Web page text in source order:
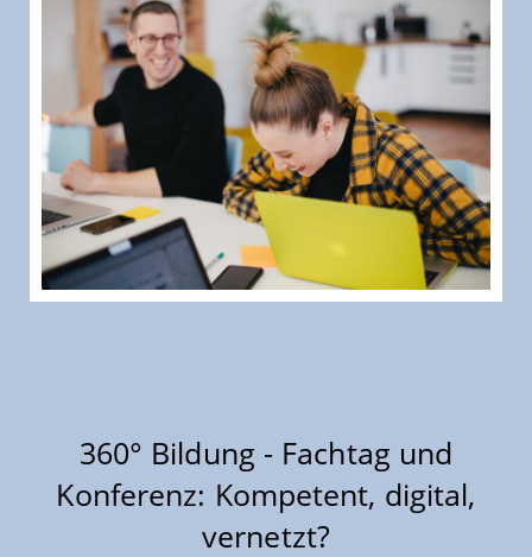
360° Bildung - Fachtag und
Konferenz: Kompetent, digital,
vernetzt?